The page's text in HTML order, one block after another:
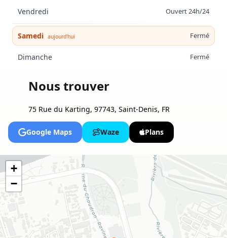
Vendredi Ouvert 24h/24
Samedi aujourd'hui Fermé
Dimanche Fermé
Nous trouver
75 Rue du Karting, 97743, Saint-Denis, FR
Google Maps Waze Plans
+
−